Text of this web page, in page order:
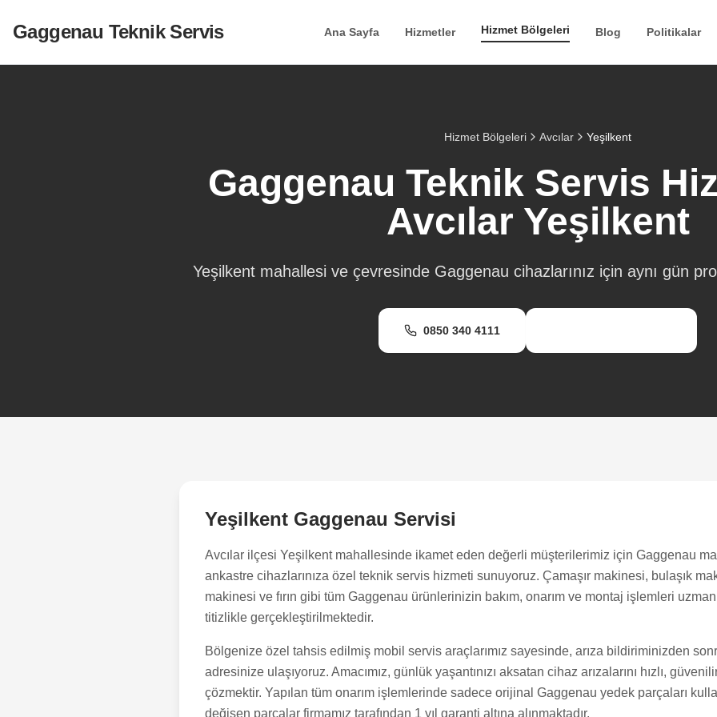
Gaggenau Teknik Servis Ana Sayfa Hizmetler Hizmet Bölgeleri Blog Politikalar
Hizmet Bölgeleri Avcılar Yeşilkent
Gaggenau Teknik Servis
Avcılar Yeşilkent
Yeşilkent mahallesi ve çevresinde Gaggenau cihazlarınız için aynı gün
0850 340 4111
Yeşilkent Gaggenau Servisi
Avcılar ilçesi Yeşilkentmahallesinde ikamet eden değerli müşterilerimiz için Gaggenau
ankastre cihazlarınıza özel teknik servis hizmeti sunuyoruz. Çamaşır makinesi, bulaşık
makinesi ve fırın gibi tüm Gaggenau ürünlerinizin bakım, onarım ve montaj işlemleri
titizlikle gerçekleştirilmektedir.
Bölgenize özel tahsis edilmiş mobil servis araçlarımız sayesinde, arıza bildiriminizden
adresinize ulaşıyoruz. Amacımız, günlük yaşantınızı aksatan cihaz arızalarını hızlı,
çözmektir. Yapılan tüm onarım işlemlerinde sadece orijinal Gaggenau yedek parçaları
değişen parçalar firmamız tarafından 1 yıl garanti altına alınmaktadır.